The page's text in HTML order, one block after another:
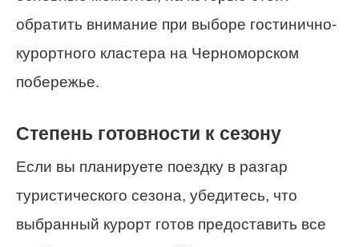
обратить внимание при выборе гостинично-
курортного кластера на Черноморском
побережье.
Степень готовности к сезону
Если вы планируете поездку в разгар
туристического сезона, убедитесь, что
выбранный курорт готов предоставить все